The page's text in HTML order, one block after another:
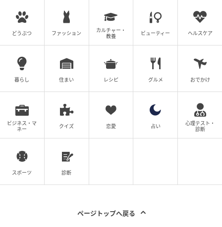
どうぶつ ファッション
カルチャー・
教養
ビューティー ヘルスケア
暮らし 住まい レシピ グルメ おでかけ
ビジネス・マ
ネー
クイズ 恋愛 占い
心理テスト・
診断
スポーツ 診断
ページトップへ戻る